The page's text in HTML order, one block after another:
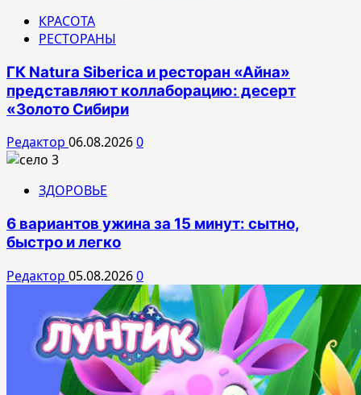
КРАСОТА
РЕСТОРАНЫ
ГК Natura Siberica и ресторан «Айна»
представляют коллаборацию: десерт
«Золото Сибири
Редактор 06.08.20260
ЗДОРОВЬЕ
6 вариантов ужина за 15 минут: сытно,
быстро и легко
Редактор 05.08.20260